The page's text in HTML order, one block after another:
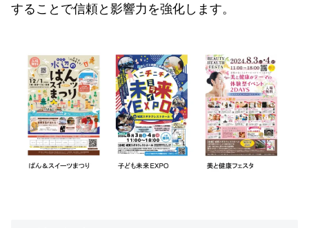
することで信頼と影響力を強化します。